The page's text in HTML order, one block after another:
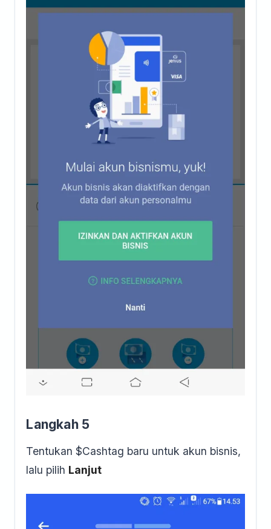
Langkah 5
Tentukan $Cashtag baru untuk akun bisnis,
lalu pilih Lanjut